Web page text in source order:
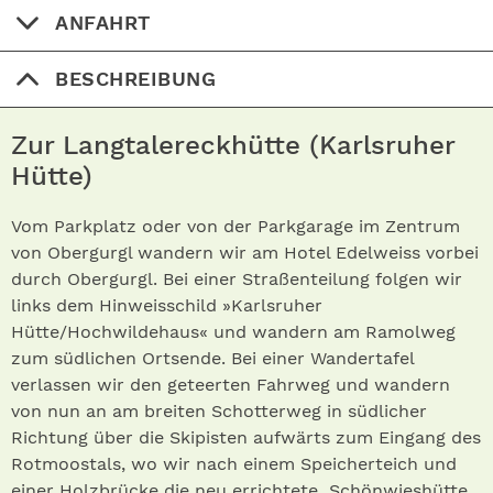
ANFAHRT
BESCHREIBUNG
Zur Langtalereckhütte (Karlsruher
Hütte)
Vom Parkplatz oder von der Parkgarage im Zentrum
von Obergurgl wandern wir am Hotel Edelweiss vorbei
durch Obergurgl. Bei einer Straßenteilung folgen wir
links dem Hinweisschild »Karlsruher
Hütte/Hochwildehaus« und wandern am Ramolweg
zum südlichen Ortsende. Bei einer Wandertafel
verlassen wir den geteerten Fahrweg und wandern
von nun an am breiten Schotterweg in südlicher
Richtung über die Skipisten aufwärts zum Eingang des
Rotmoostals, wo wir nach einem Speicherteich und